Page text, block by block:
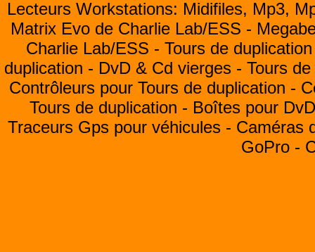
Lecteurs Workstations: Midifiles, Mp3,
Matrix Evo de Charlie Lab/ESS -
Charlie Lab/ESS - Tours de
duplication - DvD & Cd vierges - Tours
Contrôleurs pour Tours de duplication -
Tours de duplication - Boîtes pour
Traceurs Gps pour véhicules - Caméras
GoPro -